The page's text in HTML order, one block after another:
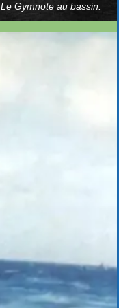
Le Gymnote au bassin.